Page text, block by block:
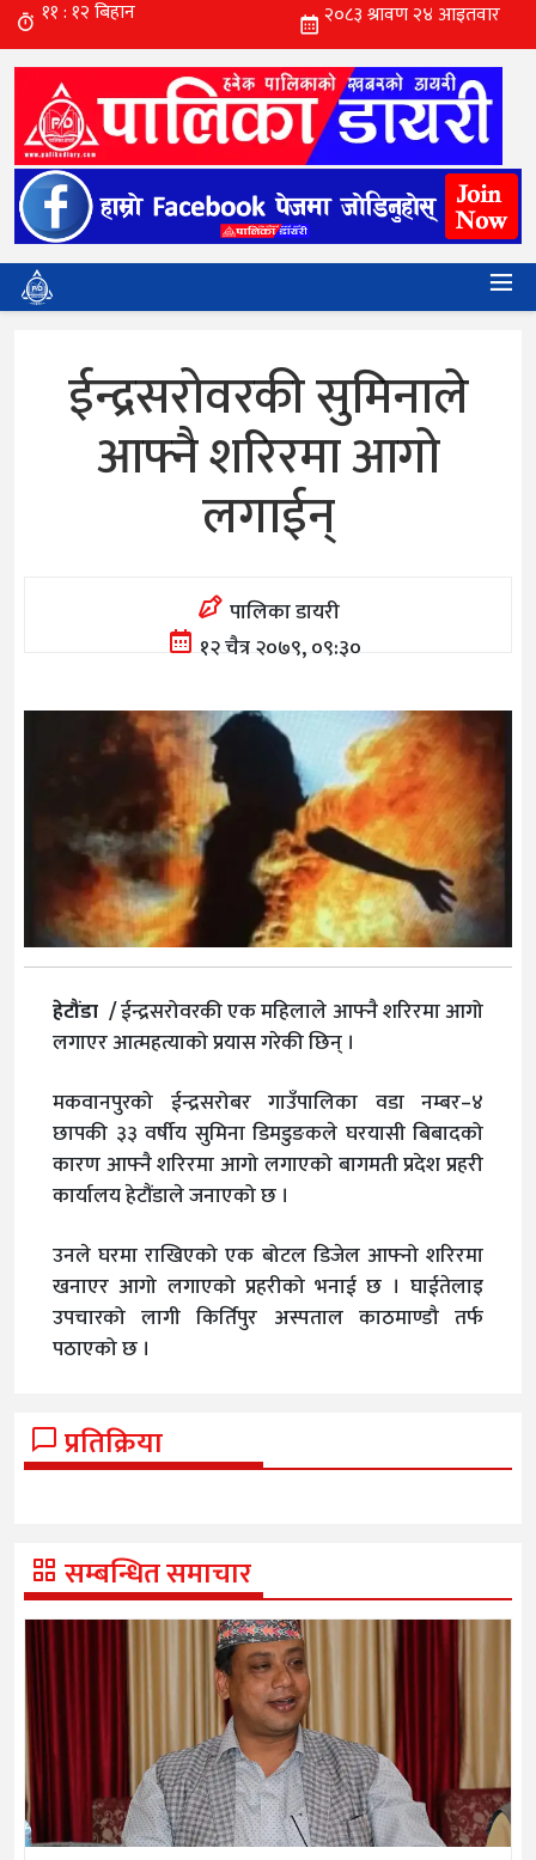
ईन्द्रसरोवरकी सुमिनाले
आफ्नै शरिरमा आगो
लगाईन्
पालिका डायरी
१२ चैत्र २०७९, ०९:३०
हेटौंडा /ईन्द्रसरोवरकी एक महिलाले आफ्नै शरिरमा आगो
लगाएर आत्महत्याको प्रयास गरेकी छिन् ।
मकवानपुरको ईन्द्रसरोबर गाउँपालिका वडा नम्बर–४
छापकी ३३ वर्षीय सुमिना डिमडुङकले घरयासी बिबादको
कारण आफ्नै शरिरमा आगो लगाएको बागमती प्रदेश प्रहरी
कार्यालय हेटौंडाले जनाएको छ ।
उनले घरमा राखिएको एक बोटल डिजेल आफ्नो शरिरमा
खनाएर आगो लगाएको प्रहरीको भनाई छ । घाईतेलाइ
उपचारको लागी किर्तिपुर अस्पताल काठमाण्डौ तर्फ
पठाएको छ ।
प्रतिक्रिया
सम्बन्धित समाचार